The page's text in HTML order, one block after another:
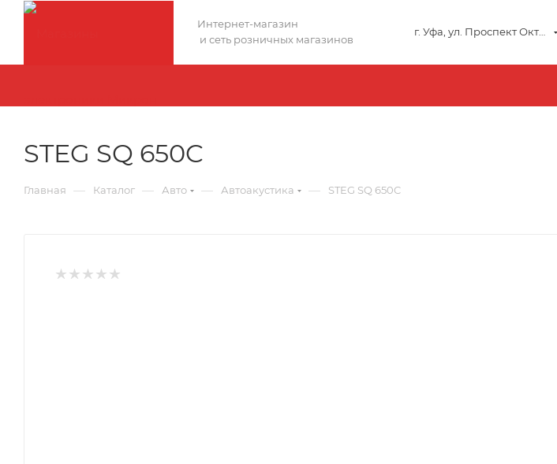
Интернет-магазин
и сеть розничных магазинов
STEG SQ 650C
Главная — Каталог — Авто — Автоакустика — STEG SQ 650C